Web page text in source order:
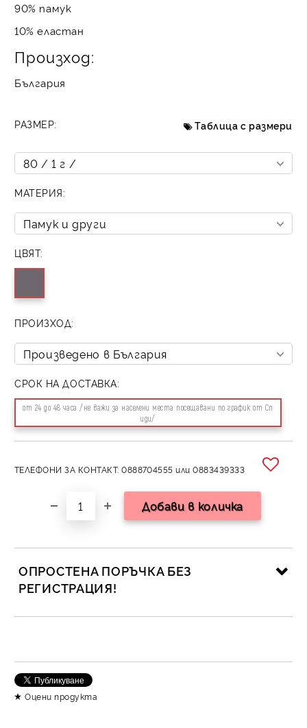
90% памук
10% еластан
Произход:
България
РАЗМЕР: Таблица с размери
МАТЕРИЯ:
ЦВЯТ:
ПРОИЗХОД:
СРОК НА ДОСТАВКА:
от 24 до 48 часа /не важи за населени места посещавани по график от Сп
иди/
ТЕЛЕФОНИ ЗА КОНТАКТ: 0888704555 или 0883439333
ОПРОСТЕНА ПОРЪЧКА БЕЗ
РЕГИСТРАЦИЯ!
Съгласен съм с
Оцени продукта